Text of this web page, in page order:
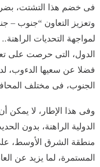
فى خضم هذا التشتت،
وتعزيز التعاون “جنوب –
لمواجهة التحديات
الدول، التى حرصت على
فضلا عن سعيها الدءوب،
الجنوب، فى مختلف
وفى هذا الإطار، لا يمكن
الدولية الراهنة، بدون
منطقة الشرق الأوسط،
المستمرة، لما يزيد عن